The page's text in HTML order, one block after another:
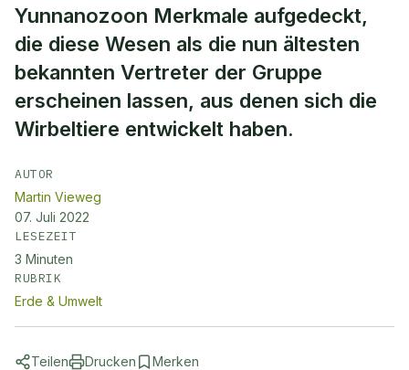
Yunnanozoon Merkmale aufgedeckt,
die diese Wesen als die nun ältesten
bekannten Vertreter der Gruppe
erscheinen lassen, aus denen sich die
Wirbeltiere entwickelt haben.
AUTOR
Martin Vieweg
07. Juli 2022
LESEZEIT
3 Minuten
RUBRIK
Erde & Umwelt
Teilen Drucken Merken